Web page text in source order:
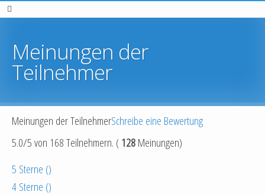
Meinungen der
Teilnehmer
Meinungen der TeilnehmerSchreibe eine Bewertung
5.0/5von 168Teilnehmern. (128Meinungen)
5 Sterne ()
4 Sterne ()